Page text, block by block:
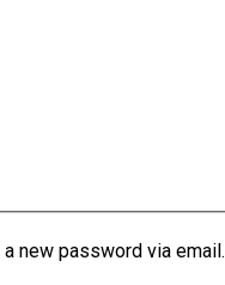
new password via email.